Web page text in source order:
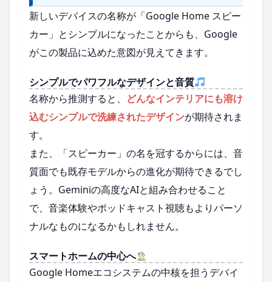
新しいデバイスの名称が「Google Home スピー
カー」とシンプルになったことからも、Google
がこの製品に込めた意図が見えてきます。
シンプルでパワフルなデザインと音質
名称から推測すると、 どんなインテリアにも溶け
込むシンプルで洗練されたデザインが期待されま
す。
また、「スピーカー」の名を冠するからには、音
質面でも既存モデルからの進化が期待できるでし
ょう。Geminiの高度なAIと組み合わせること
で、音楽体験やポッドキャスト視聴もよりパーソ
ナルなものになるかもしれません。
スマートホームの中心へ
Google Homeエコシステムの中核を担うデバイ